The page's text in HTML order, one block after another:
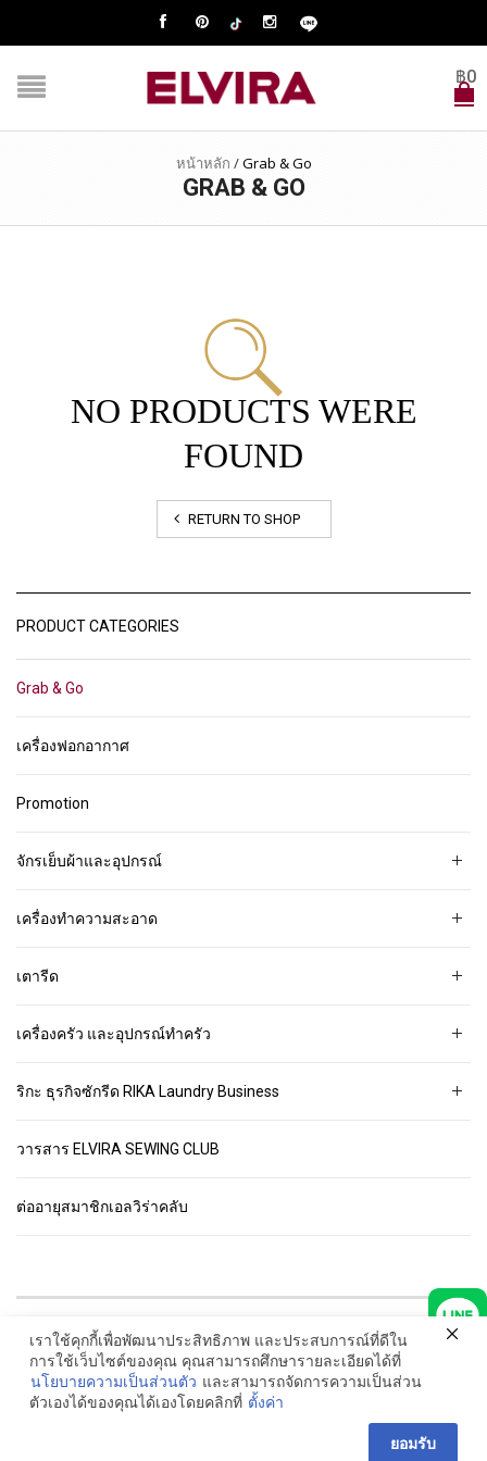
฿0
หน้าหลัก /Grab & Go
GRAB & GO
NO PRODUCTS WERE
FOUND
RETURN TO SHOP
PRODUCT CATEGORIES
Grab & Go
เครื่องฟอกอากาศ
Promotion
จักรเย็บผ้าและอุปกรณ์
เครื่องทำความสะอาด
เตารีด
เครื่องครัว และอุปกรณ์ทำครัว
ริกะ ธุรกิจซักรีด RIKA Laundry Business
วารสาร ELVIRA SEWING CLUB
ต่ออายุสมาชิกเอลวิร่าคลับ
© ELVIRA.co.th All Rights Reserved. Read ourPrivacy Policies
เราใช้คุกกี้เพื่อพัฒนาประสิทธิภาพ และประสบการณ์ที่ดีใน
การใช้เว็บไซต์ของคุณ คุณสามารถศึกษารายละเอียดได้ที่
นโยบายความเป็นส่วนตัว และสามารถจัดการความเป็นส่วน
ตัวเองได้ของคุณได้เองโดยคลิกที่ ตั้งค่า
ยอมรับ